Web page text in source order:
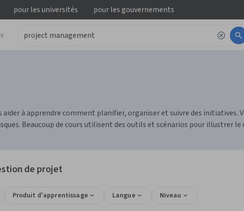
pourles universités pourles gouvernements
aider à apprendre comment planifier, organiser et suivre des
Beaucoup de cours utilisent des outils et scénarios pour illustrer
de projet
Produit d'apprentissage Langue Niveau